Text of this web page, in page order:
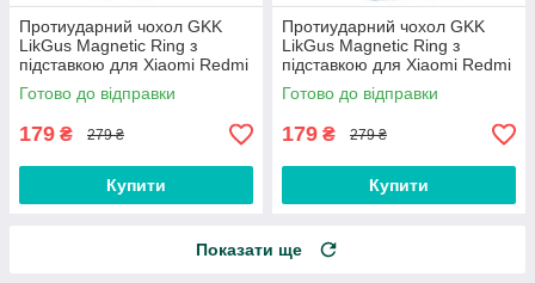
Протиударний чохол GKK
LikGus Magnetic Ring з
підставкою для Xiaomi Redmi
10 Olive
Готово до відправки
179 ₴ 279 ₴
Купити
Протиударний чохол GKK
LikGus Magnetic Ring з
підставкою для Xiaomi Redmi
Note 10 Pro / Note 10 Pro Max
Blue
Готово до відправки
179 ₴ 279 ₴
Купити
Показати ще